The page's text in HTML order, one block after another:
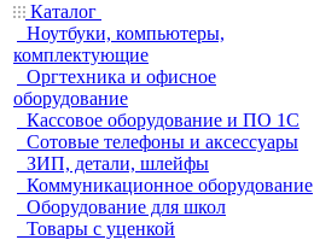
Каталог
Ноутбуки, компьютеры,
комплектующие
Оргтехника и офисное
оборудование
Кассовое оборудование и ПО 1С
Сотовые телефоны и аксессуары
ЗИП, детали, шлейфы
Коммуникационное оборудование
Оборудование для школ
Товары с уценкой